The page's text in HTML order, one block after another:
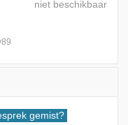
gemist?